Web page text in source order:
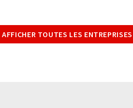
AFFICHER TOUTES LES ENTREPRISES